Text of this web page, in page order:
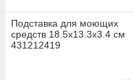
Подставка для моющих
средств 18.5х13.3х3.4 см
431212419